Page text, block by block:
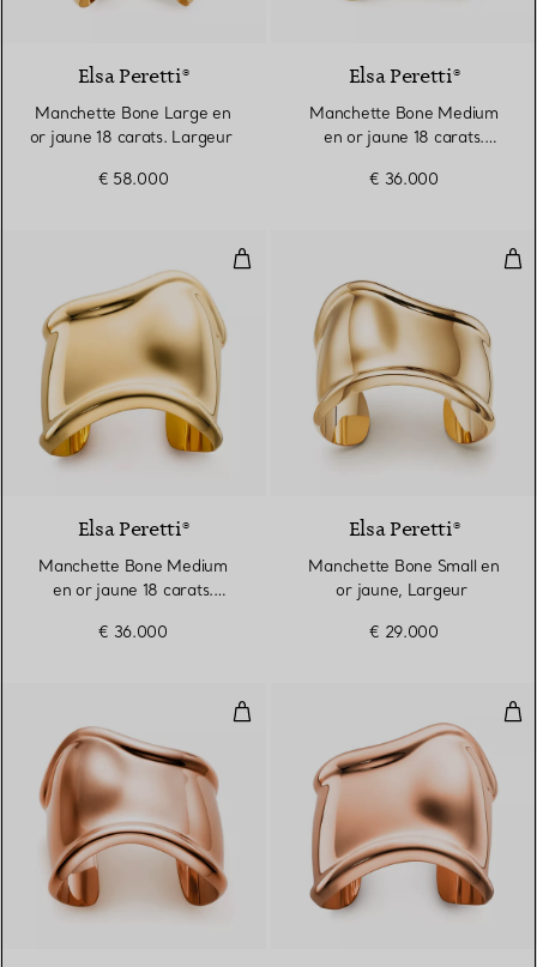
Elsa Peretti®
Manchette Bone Large en
or jaune 18 carats. Largeur
€ 58.000
Elsa Peretti®
Manchette Bone Medium
en or jaune 18 carats.
€ 36.000
Manchette Bone Medium en or
Elsa Peretti®
Manchette Bone Medium
en or jaune 18 carats.
€ 36.000
Elsa Peretti®
Manchette Bone Small en
or jaune, Largeur
€ 29.000
Manchette Bone Medium en or